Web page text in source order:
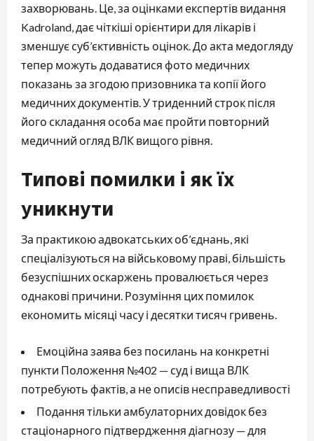
захворювань. Це, за оцінками експертів видання
Kadroland, дає чіткіші орієнтири для лікарів і
зменшує суб’єктивність оцінок. До акта медогляду
тепер можуть додаватися фото медичних
показань за згодою призовника та копії його
медичних документів. У триденний строк після
його складання особа має пройти повторний
медичний огляд ВЛК вищого рівня.
Типові помилки і як їх
уникнути
За практикою адвокатських об’єднань, які
спеціалізуються на військовому праві, більшість
безуспішних оскаржень провалюється через
однакові причини. Розуміння цих помилок
економить місяці часу і десятки тисяч гривень.
Емоційна заява без посилань на конкретні
пункти Положення №402 — суд і вища ВЛК
потребують фактів, а не описів несправедливості
Подання тільки амбулаторних довідок без
стаціонарного підтвердження діагнозу — для